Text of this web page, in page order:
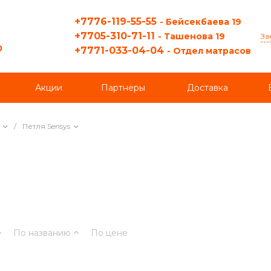
+7776-119-55-55 - Бейсекбаева 19
+7705-310-71-11 - Ташенова 19
+7771-033-04-04 - Отдел матрасов
Акции Партнеры Доставка
/ Петля Sensys
По названию По цене